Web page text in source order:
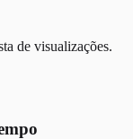
de visualizações.